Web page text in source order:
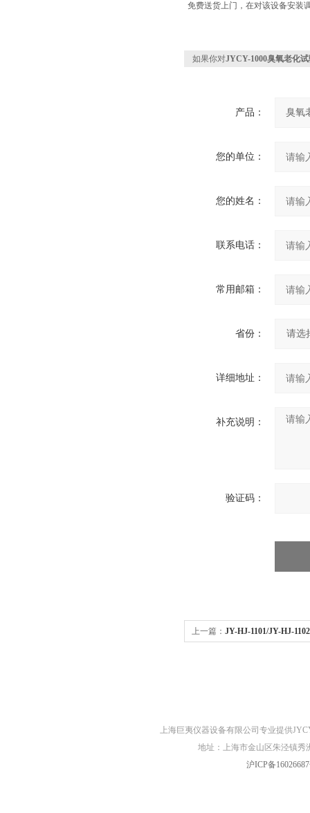
免费送货上门，在对该设备安装
如果你对JYCY-1000臭氧老化
产品：
您的单位：
您的姓名：
联系电话：
常用邮箱：
省份：
详细地址：
补充说明：
验证码：
上一篇： JY-HJ-1101/JY-HJ-
上海巨夷仪器设备有限公司专业提供
地址：上海市金山区朱泾镇秀
沪ICP备